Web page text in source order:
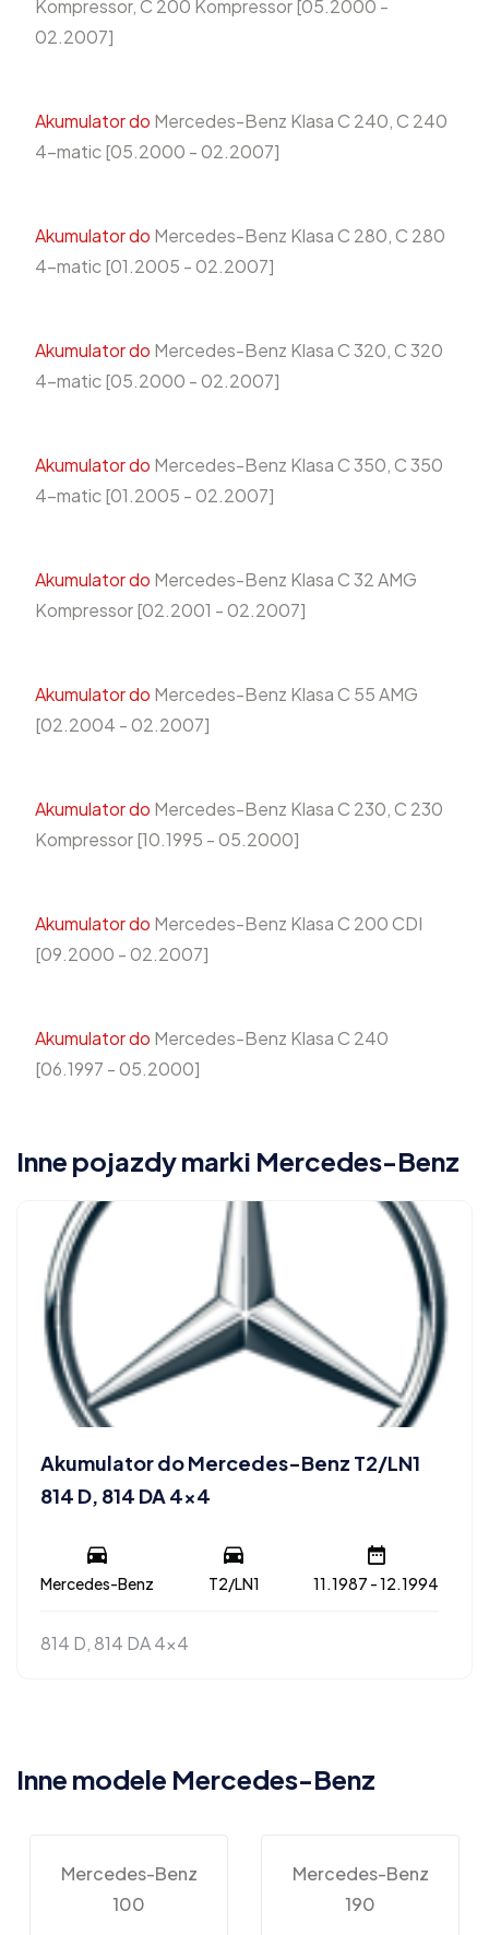
Kompressor, C 200 Kompressor [05.2000 -
02.2007]
Akumulator do Mercedes-Benz Klasa C 240, C 240
4-matic [05.2000 - 02.2007]
Akumulator do Mercedes-Benz Klasa C 280, C 280
4-matic [01.2005 - 02.2007]
Akumulator do Mercedes-Benz Klasa C 320, C 320
4-matic [05.2000 - 02.2007]
Akumulator do Mercedes-Benz Klasa C 350, C 350
4-matic [01.2005 - 02.2007]
Akumulator do Mercedes-Benz Klasa C 32 AMG
Kompressor [02.2001 - 02.2007]
Akumulator do Mercedes-Benz Klasa C 55 AMG
[02.2004 - 02.2007]
Akumulator do Mercedes-Benz Klasa C 230, C 230
Kompressor [10.1995 - 05.2000]
Akumulator do Mercedes-Benz Klasa C 200 CDI
[09.2000 - 02.2007]
Akumulator do Mercedes-Benz Klasa C 240
[06.1997 - 05.2000]
Inne pojazdy marki Mercedes-Benz
Akumulator do Mercedes-Benz T2/LN1
814 D, 814 DA 4×4
Mercedes-Benz T2/LN1 11.1987 - 12.1994
814 D, 814 DA 4x4
Inne modele Mercedes-Benz
Mercedes-Benz
100
Mercedes-Benz
190